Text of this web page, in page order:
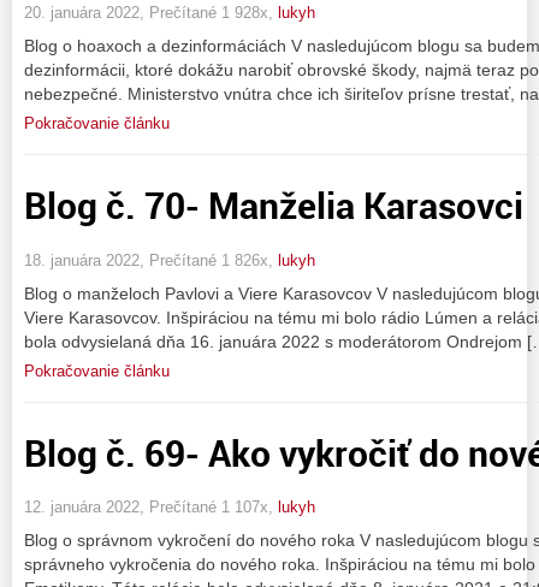
20. januára 2022, Prečítané 1 928x, lukyh
Blog o hoaxoch a dezinformáciách V nasledujúcom blogu sa
dezinformácii, ktoré dokážu narobiť obrovské škody, najmä teraz
nebezpečné. Ministerstvo vnútra chce ich širiteľov prísne trestať,
Pokračovanie článku
Blog č. 70- Manželia Karasovci
18. januára 2022, Prečítané 1 826x, lukyh
Blog o manželoch Pavlovi a Viere Karasovcov V nasledujúcom
Viere Karasovcov. Inšpiráciou na tému mi bolo rádio Lúmen a
bola odvysielaná dňa 16. januára 2022 s moderátorom Ondrejom
Pokračovanie článku
Blog č. 69- Ako vykročiť do
12. januára 2022, Prečítané 1 107x, lukyh
Blog o správnom vykročení do nového roka V nasledujúcom blogu
správneho vykročenia do nového roka. Inšpiráciou na tému mi